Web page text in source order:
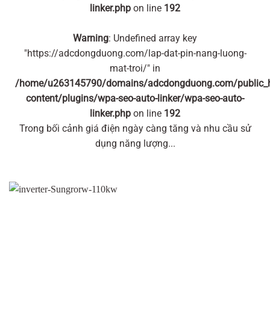
linker.php on line 192
Warning: Undefined array key
"https://adcdongduong.com/lap-dat-pin-nang-luong-
mat-troi/" in
/home/u263145790/domains/adcdongduong.com/
content/plugins/wpa-seo-auto-linker/wpa-seo-auto-
linker.php on line 192
Trong bối cảnh giá điện ngày càng tăng và nhu cầu sử
dụng năng lượng...